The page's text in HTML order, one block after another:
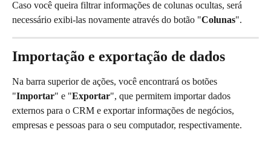
Caso você queira filtrar informações de colunas ocultas, será
necessário exibi-las novamente através do botão "Colunas".
Importação e exportação de dados
Na barra superior de ações, você encontrará os botões
"Importar" e "Exportar", que permitem importar dados
externos para o CRM e exportar informações de negócios,
empresas e pessoas para o seu computador, respectivamente.